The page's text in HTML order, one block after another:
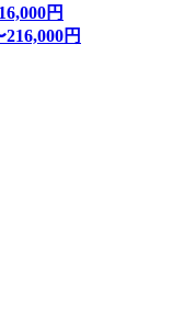
円
216,000円